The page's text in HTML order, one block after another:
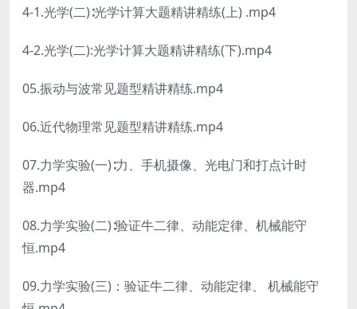
4-1.光学(二)∶光学计算大题精讲精练(上) .mp4
4-2.光学(二):光学计算大题精讲精练(下).mp4
05.振动与波常见题型精讲精练.mp4
06.近代物理常见题型精讲精练.mp4
07.力学实验(一)∶力、手机摄像、光电门和打点计时
器.mp4
08.力学实验(二)∶验证牛二律、动能定律、机械能守
恒.mp4
09.力学实验(三)：验证牛二律、动能定律、 机械能守